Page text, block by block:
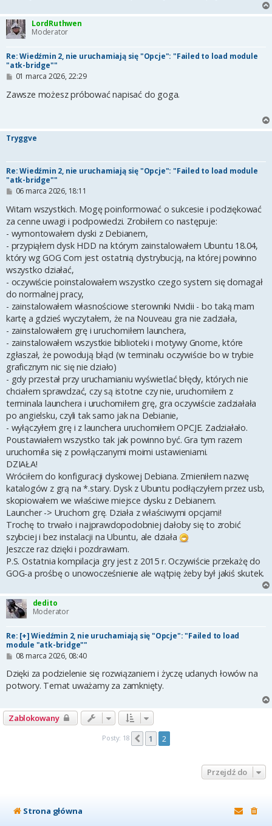
LordRuthwen
Moderator
Re: Wiedźmin 2, nie uruchamiają się "Opcje": "Failed to load module
"atk-bridge""
P
s
t
01 marca 2026, 22:29
Zawsze możesz próbować napisać do goga.
Tryggve
Re: Wiedźmin 2, nie uruchamiają się "Opcje": "Failed to load module
"atk-bridge""
P
s
t
06 marca 2026, 18:11
Witam wszystkich. Mogę poinformować o sukcesie i podziękować
za cenne uwagi i podpowiedzi. Zrobiłem co następuje:
- wymontowałem dyski z Debianem,
- przypiąłem dysk HDD na którym zainstalowałem Ubuntu 18.04,
który wg GOG Com jest ostatnią dystrybucją, na której powinno
wszystko działać,
- oczywiście poinstalowałem wszystko czego system się domagał
do normalnej pracy,
- zainstalowałem własnościowe sterowniki Nvidii - bo taką mam
kartę a gdzieś wyczytałem, że na Nouveau gra nie zadziała,
- zainstalowałem grę i uruchomiłem launchera,
- zainstalowałem wszystkie biblioteki i motywy Gnome, które
zgłaszał, że powodują błąd (w terminalu oczywiście bo w trybie
graficznym nic się nie działo)
- gdy przestał przy uruchamianiu wyświetlać błędy, których nie
chciałem sprawdzać, czy są istotne czy nie, uruchomiłem z
terminala launchera i uruchomiłem grę, gra oczywiście zadziałała
po angielsku, czyli tak samo jak na Debianie,
- wyłączyłem grę i z launchera uruchomiłem OPCJE. Zadziałało.
Poustawiałem wszystko tak jak powinno być. Gra tym razem
uruchomiła się z powłączanymi moimi ustawieniami.
DZIAŁA!
Wróciłem do konfiguracji dyskowej Debiana. Zmieniłem nazwę
katalogów z grą na *.stary. Dysk z Ubuntu podłączyłem przez usb,
skopiowałem we właściwe miejsce dysku z Debianem.
Launcher -> Uruchom grę. Działa z właściwymi opcjami!
Trochę to trwało i najprawdopodobniej dałoby się to zrobić
szybciej i bez instalacji na Ubuntu, ale działa
Jeszcze raz dzięki i pozdrawiam.
P.S. Ostatnia kompilacja gry jest z 2015 r. Oczywiście przekażę do
GOG-a prośbę o unowocześnienie ale wątpię żeby był jakiś skutek.
dedito
Moderator
Re: [+] Wiedźmin 2, nie uruchamiają się "Opcje": "Failed to load
module "atk-bridge""
P
s
08 marca 2026, 08:40
Dzięki za podzielenie się rozwiązaniem i życzę udanych łowów na
potwory. Temat uważamy za zamknięty.
Zablokowany
Posty: 18 Poprzednia
1 2
Przejdź do
Strona główna